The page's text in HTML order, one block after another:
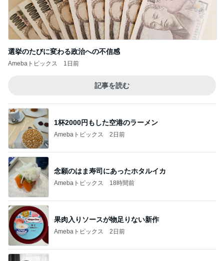
選挙のたびに変わる政治への不信感
Amebaトピックス 1日前
記事を読む
1杯2000円もした空港のラーメン
Amebaトピックス 2日前
念願のはま寿司にあったホタルイカ
Amebaトピックス 18時間前
果肉入りソースが物足りない新作
Amebaトピックス 2日前